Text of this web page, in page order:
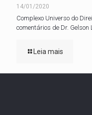
14/01/2020
Complexo Universo do
comentários de Dr.
Leia mais